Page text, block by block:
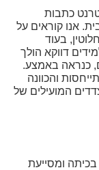
כתבות
אנו קוראים על
בעוד
דווקא הולך
כנראה באמצע.
והכוונה
המועילים של
ומסייעת